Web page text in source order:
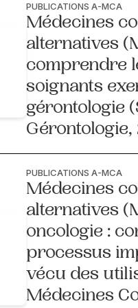
PUBLICATIONS A-MCA
Médecines
alternatives
comprendre
soignants
gérontologie
Gérontologie,
PUBLICATIONS A-MCA
Médecines
alternatives
oncologie :
processus
vécu des
Médecines